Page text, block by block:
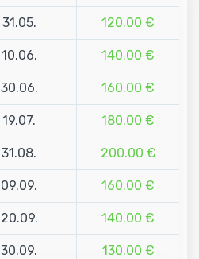
31.05. 120.00 €
10.06. 140.00 €
30.06. 160.00 €
19.07. 180.00 €
31.08. 200.00 €
09.09. 160.00 €
20.09. 140.00 €
30.09. 130.00 €